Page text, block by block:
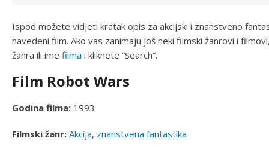
Ispod možete vidjeti kratak opis za akcijski i znanstveno
navedeni film. Ako vas zanimaju još neki filmski žanrovi i
žanra ili ime filma i kliknete “Search”.
Film Robot Wars
Godina filma: 1993
Filmski žanr: Akcija, znanstvena fantastika